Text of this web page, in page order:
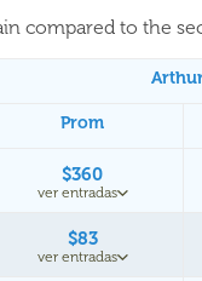
compared to the
Prom
$360
ver entradas
$83
ver entradas